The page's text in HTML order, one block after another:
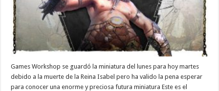
Games Workshop se guardó la miniatura del lunes para hoy martes
debido a la muerte de la Reina Isabel pero ha valido la pena esperar
para conocer una enorme y preciosa futura miniatura Este es el